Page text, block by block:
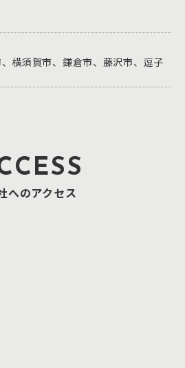
横須賀市、鎌倉市、藤沢市、逗子
へのアクセス